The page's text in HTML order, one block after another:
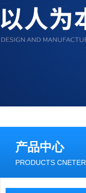
产品中心
PRODUCTS CNETER